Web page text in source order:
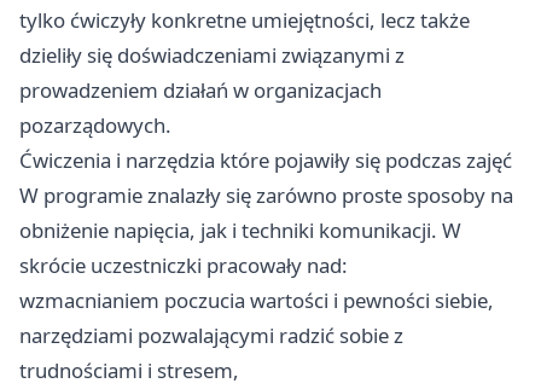
tylko ćwiczyły konkretne umiejętności, lecz także
dzieliły się doświadczeniami związanymi z
prowadzeniem działań w organizacjach
pozarządowych.
Ćwiczenia i narzędzia które pojawiły się podczas zajęć
W programie znalazły się zarówno proste sposoby na
obniżenie napięcia, jak i techniki komunikacji. W
skrócie uczestniczki pracowały nad:
wzmacnianiem poczucia wartości i pewności siebie,
narzędziami pozwalającymi radzić sobie z
trudnościami i stresem,